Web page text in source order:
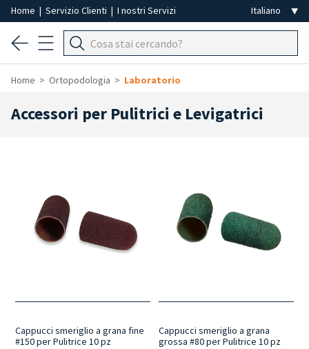
Home | Servizio Clienti | I nostri Servizi
Home Ortopodologia Laboratorio
Accessori per Pulitrici e Levigatrici
Cappucci smeriglio a grana fine
#150 per Pulitrice 10 pz
Cappucci smeriglio a grana
grossa #80 per Pulitrice 10 pz